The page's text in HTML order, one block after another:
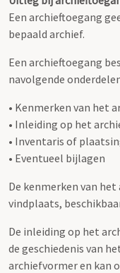
Een archieftoegang
bepaald archief.
Een archieftoegang
navolgende
• Kenmerken van het
• Inleiding op het
• Inventaris of
• Eventueel bijlagen
De kenmerken van
vindplaats,
De inleiding op het
de geschiedenis van
archiefvormer en kan